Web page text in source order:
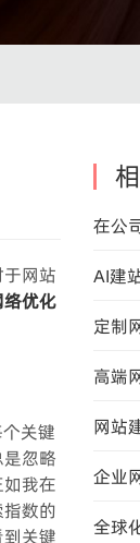
网站
优化
关键
忽略
我在
数的
关键
在公
AI建
设？
定制
高端
网站
企业
全球